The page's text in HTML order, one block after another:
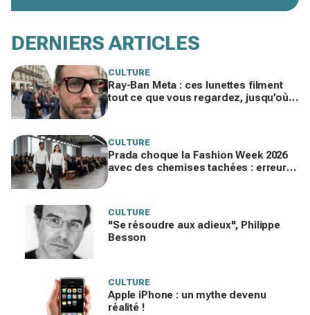
DERNIERS ARTICLES
CULTURE
Ray-Ban Meta : ces lunettes filment
tout ce que vous regardez, jusqu’où
CULTURE
Prada choque la Fashion Week 2026
avec des chemises tachées : erreur
CULTURE
"Se résoudre aux adieux", Philippe
Besson
CULTURE
Apple iPhone : un mythe devenu
réalité !